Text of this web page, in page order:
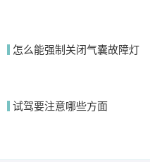
怎么能强制关闭气囊故障灯
试驾要注意哪些方面